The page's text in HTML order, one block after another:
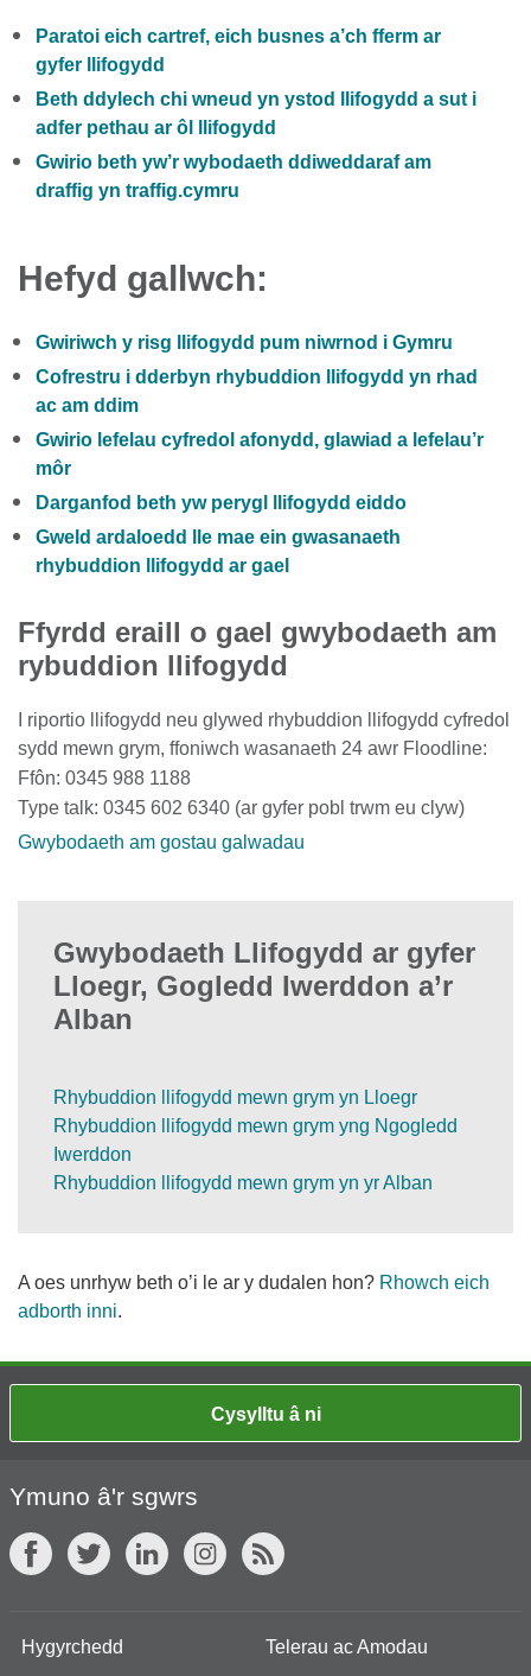
Paratoi eich cartref, eich busnes a’ch fferm ar
gyfer llifogydd
Beth ddylech chi wneud yn ystod llifogydd a sut i
adfer pethau ar ôl llifogydd
Gwirio beth yw’r wybodaeth ddiweddaraf am
draffig yn traffig.cymru
Hefyd gallwch:
Gwiriwch y risg llifogydd pum niwrnod i Gymru
Cofrestru i dderbyn rhybuddion llifogydd yn rhad
ac am ddim
Gwirio lefelau cyfredol afonydd, glawiad a lefelau’r
môr
Darganfod beth yw perygl llifogydd eiddo
Gweld ardaloedd lle mae ein gwasanaeth
rhybuddion llifogydd ar gael
Ffyrdd eraill o gael gwybodaeth am
rybuddion llifogydd
I riportio llifogydd neu glywed rhybuddion llifogydd cyfredol
sydd mewn grym, ffoniwch wasanaeth 24 awr Floodline:
Ffôn: 0345 988 1188
Type talk: 0345 602 6340 (ar gyfer pobl trwm eu clyw)
Gwybodaeth am gostau galwadau
Gwybodaeth Llifogydd ar gyfer
Lloegr, Gogledd Iwerddon a’r
Alban
Rhybuddion llifogydd mewn grym yn Lloegr
Rhybuddion llifogydd mewn grym yng Ngogledd
Iwerddon
Rhybuddion llifogydd mewn grym yn yr Alban
A oes unrhyw beth o’i le ar y dudalen hon? Rhowch eich
adborth inni.
Cysylltu â ni
Ymuno â'r sgwrs
Hygyrchedd Telerau ac Amodau